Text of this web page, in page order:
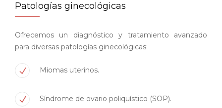
Patologías ginecológicas
Ofrecemos un diagnóstico y tratamiento avanzado
para diversas patologías ginecológicas:
Miomas uterinos.
Síndrome de ovario poliquístico (SOP).